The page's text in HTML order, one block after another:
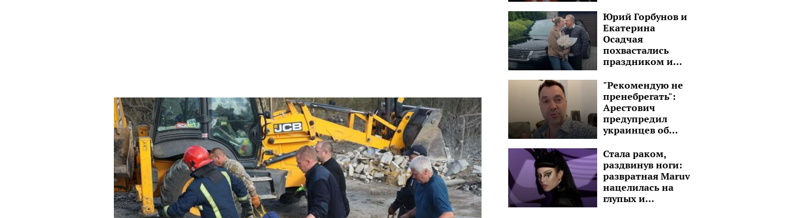
который на 15 лет
старше
Юрий Горбунов и
Екатерина
Осадчая
похвастались
праздником и
черным авто:
"Завтра снова в
путь!"
"Рекомендую не
пренебрегать":
Арестович
предупредил
украинцев об
со стороны рф
Стала раком,
раздвинув ноги:
развратная Maruv
нацелилась на
глупых и